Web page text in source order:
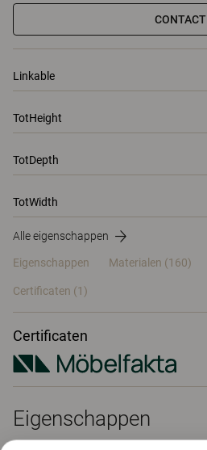
CONTACT
Linkable
TotHeight
TotDepth
TotWidth
Alle eigenschappen
Eigenschappen Materialen (160)
Certificaten (1)
Certificaten
Eigenschappen